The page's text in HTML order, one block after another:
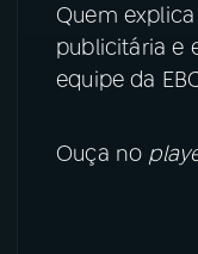
Instagram
TikTok
Quem
publicitária e
equipe da
Ouça no